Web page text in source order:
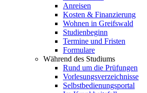
Anreisen
Kosten & Finanzierung
Wohnen in Greifswald
Studienbeginn
Termine und Fristen
Formulare
Während des Studiums
Rund um die Prüfungen
Vorlesungsverzeichnisse
Selbstbedienungsportal